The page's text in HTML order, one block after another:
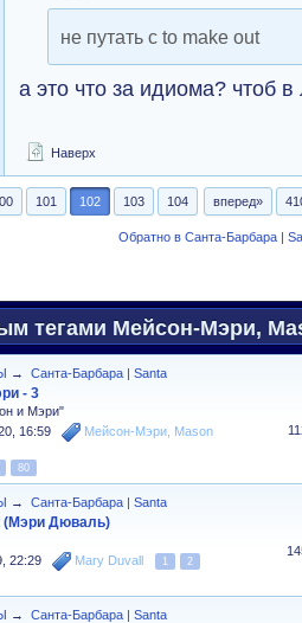
не путать с to make out
а это что за идиома? чтоб
Наверх
101 102 103 104 вперед»
Обратно в Санта-Барбара |
тегами Мейсон-Мэри,
→
Санта-Барбара | Santa
- 3
и Мэри"
16:59 Мейсон-Мэри Mason
80
→
Санта-Барбара | Santa
(Мэри Дюваль)
22:29 Mary Duvall 1
2
→
Санта-Барбара | Santa